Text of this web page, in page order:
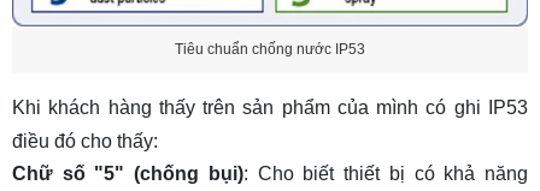
Tiêu chuẩn chống nước IP53
Khi khách hàng thấy trên sản phẩm của mình có ghi IP53
điều đó cho thấy:
Chữ số "5" (chống bụi): Cho biết thiết bị có khả năng